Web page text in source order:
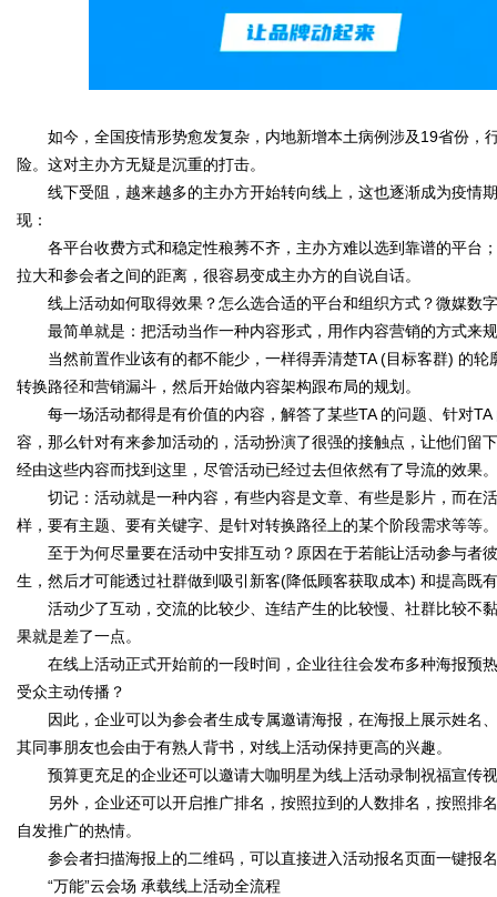
字
会
议
如今，全国疫情形势愈发复杂，内地新增本土病例涉及19省份，
险。这对主办方无疑是沉重的打击。
线下受阻，越来越多的主办方开始转向线上，这也逐渐成为疫情
现：
各平台收费方式和稳定性稂莠不齐，主办方难以选到靠谱的平台
拉大和参会者之间的距离，很容易变成主办方的自说自话。
线上活动如何取得效果？怎么选合适的平台和组织方式？微媒数
最简单就是：把活动当作一种内容形式，用作内容营销的方式来
当然前置作业该有的都不能少，一样得弄清楚TA (目标客群) 的轮
转换路径和营销漏斗，然后开始做内容架构跟布局的规划。
每一场活动都得是有价值的内容，解答了某些TA 的问题、针对TA
容，那么针对有来参加活动的，活动扮演了很强的接触点，让他们留
经由这些内容而找到这里，尽管活动已经过去但依然有了导流的效果。
切记：活动就是一种内容，有些内容是文章、有些是影片，而在
样，要有主题、要有关键字、是针对转换路径上的某个阶段需求等等。
至于为何尽量要在活动中安排互动？原因在于若能让活动参与者
生，然后才可能透过社群做到吸引新客(降低顾客获取成本) 和提高既
活动少了互动，交流的比较少、连结产生的比较慢、社群比较不
果就是差了一点。
在线上活动正式开始前的一段时间，企业往往会发布多种海报预
受众主动传播？
因此，企业可以为参会者生成专属邀请海报，在海报上展示姓名
其同事朋友也会由于有熟人背书，对线上活动保持更高的兴趣。
预算更充足的企业还可以邀请大咖明星为线上活动录制祝福宣传
另外，企业还可以开启推广排名，按照拉到的人数排名，按照排
自发推广的热情。
参会者扫描海报上的二维码，可以直接进入活动报名页面一键报
“万能”云会场 承载线上活动全流程